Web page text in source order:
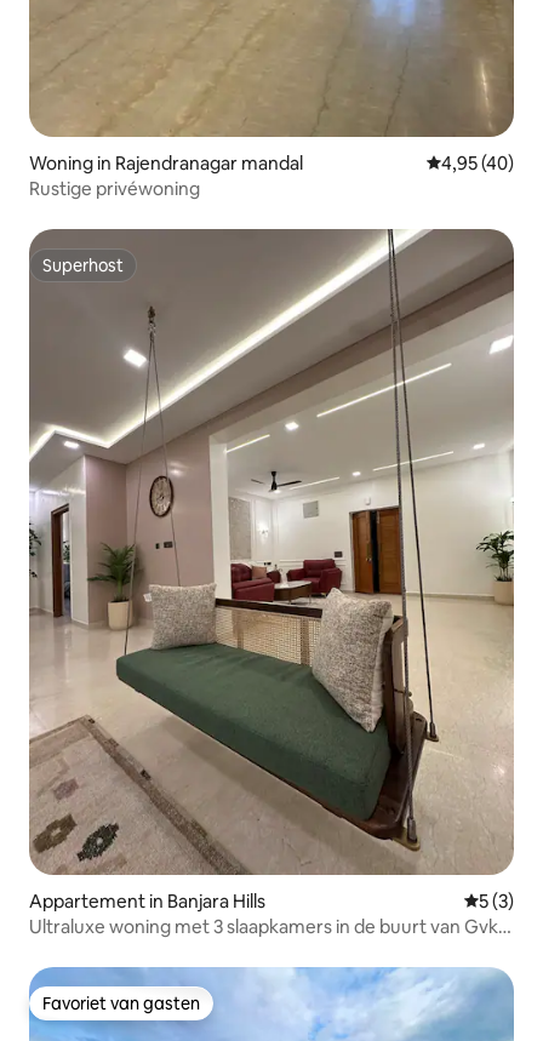
Woning in Rajendranagar mandal Gemiddelde
4,95 (40)
Rustige privéwoning
Superhost
Superhost
Appartement in Banjara Hills
5 (3)
Ultraluxe woning met 3 slaapkamers in de buurt van Gvk
Favoriet van gasten
Favoriet van gasten